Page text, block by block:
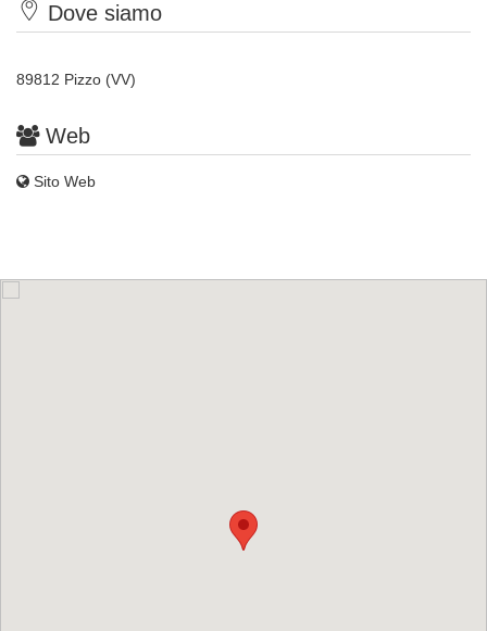
Dove siamo
89812 Pizzo (VV)
Web
Sito Web